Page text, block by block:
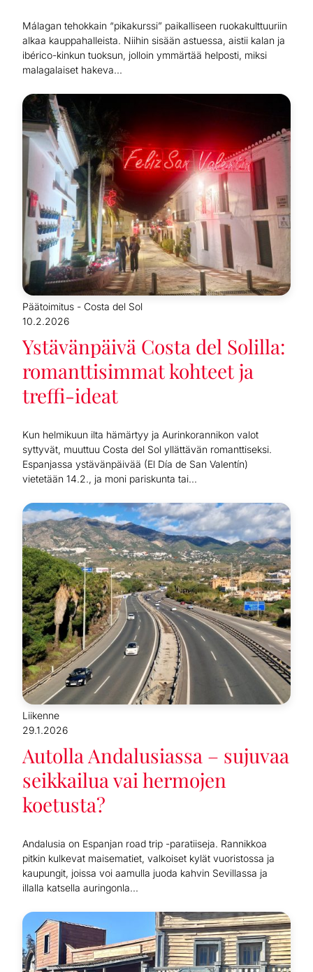
Málagan tehokkain “pikakurssi” paikalliseen ruokakulttuuriin
alkaa kauppahalleista. Niihin sisään astuessa, aistii kalan ja
ibérico-kinkun tuoksun, jolloin ymmärtää helposti, miksi
malagalaiset hakeva...
Päätoimitus - Costa del Sol
10.2.2026
Ystävänpäivä Costa del Solilla:
romanttisimmat kohteet ja
treffi-ideat
Kun helmikuun ilta hämärtyy ja Aurinkorannikon valot
syttyvät, muuttuu Costa del Sol yllättävän romanttiseksi.
Espanjassa ystävänpäivää (El Día de San Valentín)
vietetään 14.2., ja moni pariskunta tai...
Liikenne
29.1.2026
Autolla Andalusiassa – sujuvaa
seikkailua vai hermojen
koetusta?
Andalusia on Espanjan road trip -paratiiseja. Rannikkoa
pitkin kulkevat maisematiet, valkoiset kylät vuoristossa ja
kaupungit, joissa voi aamulla juoda kahvin Sevillassa ja
illalla katsella auringonla...